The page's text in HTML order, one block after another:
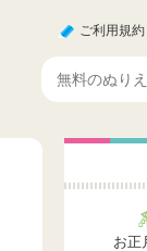
ご利用規約
お正